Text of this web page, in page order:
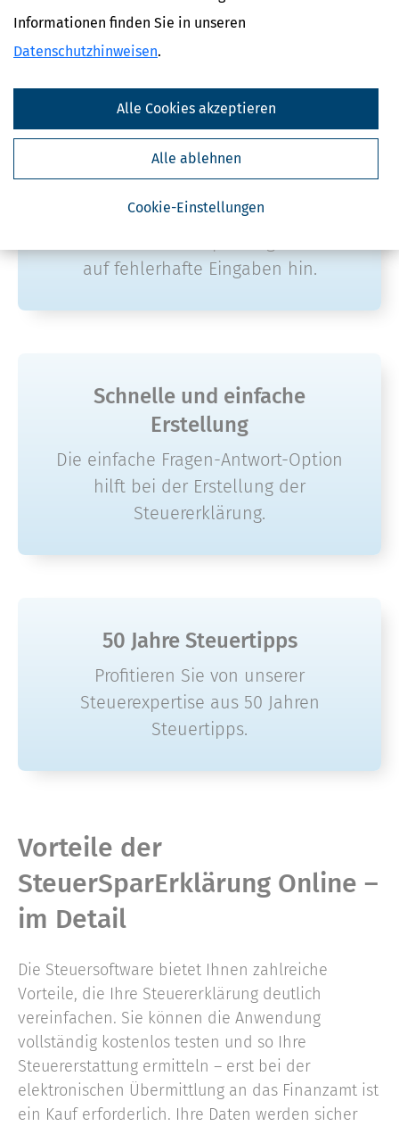
Informationen finden Sie in unseren
Datenschutzhinweisen.
Cookie-Einstellungen
Alle ablehnen
Alle Cookies akzeptieren
Egal, ob Arbeitnehmer, Student, Rentner oder
Berufseinsteiger – mit der SteuerSparErklärung
Online erledigen Sie Ihre Steuern schnell und
Sicher und fehlerfrei durch die
Steuererklärung
auf fehlerhafte Eingaben hin.
Schnelle und einfache
Erstellung
Die einfache Fragen-Antwort-Option
hilft bei der Erstellung der
Steuererklärung.
50 Jahre Steuertipps
Profitieren Sie von unserer
Steuerexpertise aus 50 Jahren
Steuertipps.
Vorteile der
SteuerSparErklärung Online –
im Detail
Die Steuersoftware bietet Ihnen zahlreiche
Vorteile, die Ihre Steuererklärung deutlich
vereinfachen. Sie können die Anwendung
vollständig kostenlos testen und so Ihre
Steuererstattung ermitteln – erst bei der
elektronischen Übermittlung an das Finanzamt ist
ein Kauf erforderlich. Ihre Daten werden sicher